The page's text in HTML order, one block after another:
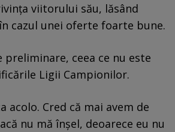
viitorului său, lăsând
cazul unei oferte foarte bune.
ceea ce nu este
Ligii Campionilor.
acolo. Cred că mai avem de
nu mă înșel, deoarece eu nu